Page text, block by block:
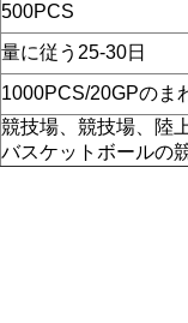
500PCS
量に従う25-30日
1000PCS/20GPのま
競技場、競技場、陸
バスケットボールの